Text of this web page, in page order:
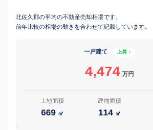
北佐久郡の平均の不動産売却相場です。
前年比較の相場の動きを合わせて記載しています。
一戸建て 上昇 ↑
4,474 万円
土地面積
669 ㎡
建物面積
114 ㎡